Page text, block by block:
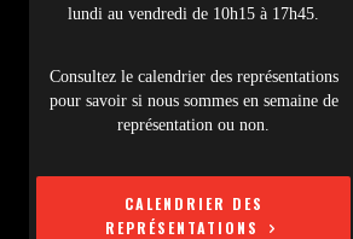
lundi au vendredi de 10h15 à 17h45.
Consultez le calendrier des représentations
pour savoir si nous sommes en semaine de
représentation ou non.
CALENDRIER DES
REPRÉSENTATIONS